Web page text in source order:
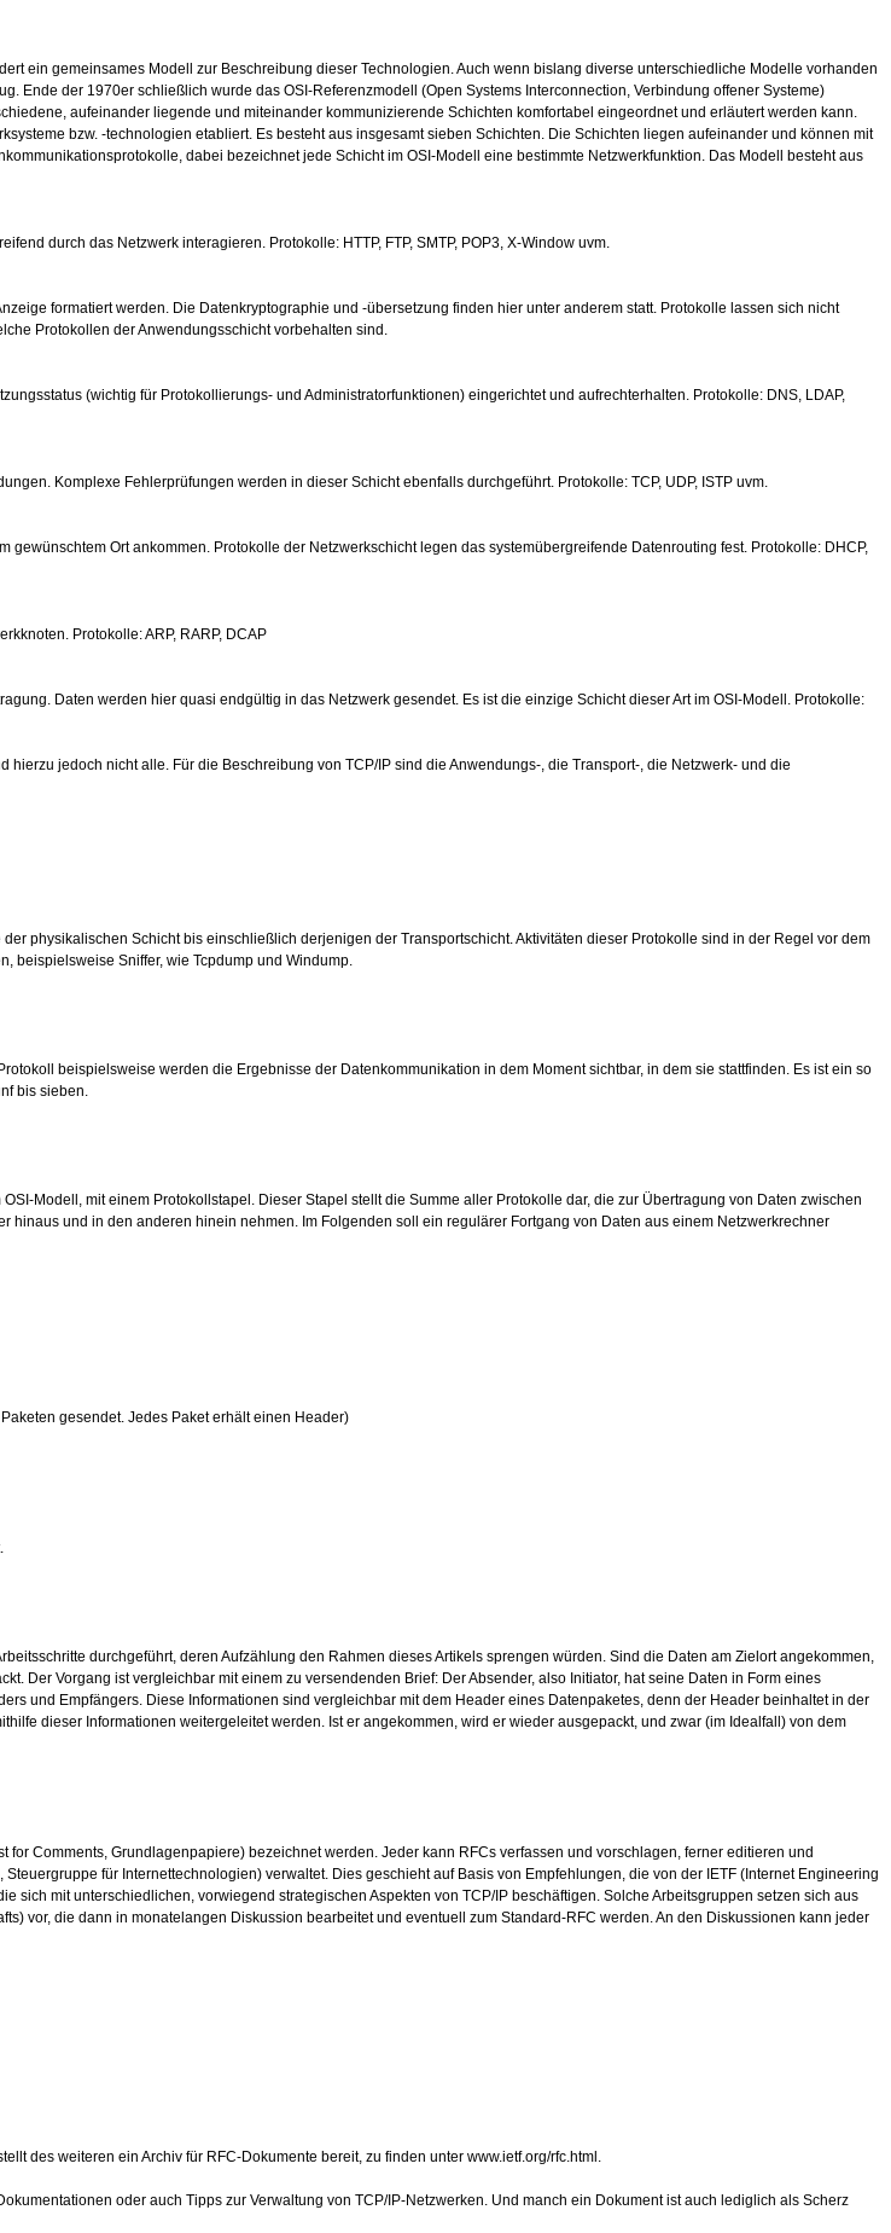
ein gemeinsames Modell zur Beschreibung dieser Technologien. Auch wenn bislang diverse unterschiedliche Modelle vorhanden
der 1970er schließlich wurde das OSI-Referenzmodell (Open Systems Interconnection, Verbindung offener Systeme)
aufeinander liegende und miteinander kommunizierende Schichten komfortabel eingeordnet und erläutert werden kann.
bzw. -technologien etabliert. Es besteht aus insgesamt sieben Schichten. Die Schichten liegen aufeinander und können mit
dabei bezeichnet jede Schicht im OSI-Modell eine bestimmte Netzwerkfunktion. Das Modell besteht aus
durch das Netzwerk interagieren. Protokolle: HTTP, FTP, SMTP, POP3, X-Window uvm.
formatiert werden. Die Datenkryptographie und -übersetzung finden hier unter anderem statt. Protokolle lassen sich nicht
Protokollen der Anwendungsschicht vorbehalten sind.
(wichtig für Protokollierungs- und Administratorfunktionen) eingerichtet und aufrechterhalten. Protokolle: DNS, LDAP,
Komplexe Fehlerprüfungen werden in dieser Schicht ebenfalls durchgeführt. Protokolle: TCP, UDP, ISTP uvm.
Ort ankommen. Protokolle der Netzwerkschicht legen das systemübergreifende Datenrouting fest. Protokolle: DHCP,
Protokolle:ARP, RARP, DCAP
Daten werden hier quasi endgültig in das Netzwerk gesendet. Es ist die einzige Schicht dieser Art im OSI-Modell. Protokolle:
jedoch nicht alle. Für die Beschreibung von TCP/IP sind die Anwendungs-, die Transport-, die Netzwerk- und die
physikalischen Schicht bis einschließlich derjenigen der Transportschicht. Aktivitäten dieser Protokolle sind in der Regel vor dem
beispielsweise Sniffer, wie Tcpdump und Windump.
beispielsweise werden die Ergebnisse der Datenkommunikation in dem Moment sichtbar, in dem sie stattfinden. Es ist ein so
bis sieben.
Modell, mit einem Protokollstapel. Dieser Stapel stellt die Summe aller Protokolle dar, die zur Übertragung von Daten zwischen
und in den anderen hinein nehmen. Im Folgenden soll ein regulärer Fortgang von Daten aus einem Netzwerkrechner
gesendet. Jedes Paket erhält einen Header)
durchgeführt, deren Aufzählung den Rahmen dieses Artikels sprengen würden. Sind die Daten am Zielort angekommen,
Der Vorgang ist vergleichbar mit einem zu versendenden Brief: Der Absender, also Initiator, hat seine Daten in Form eines
und Empfängers. Diese Informationen sind vergleichbar mit dem Header eines Datenpaketes, denn der Header beinhaltet in der
dieser Informationen weitergeleitet werden. Ist er angekommen, wird er wieder ausgepackt, und zwar (im Idealfall) von dem
Comments, Grundlagenpapiere) bezeichnet werden. Jeder kann RFCs verfassen und vorschlagen, ferner editieren und
für Internettechnologien) verwaltet. Dies geschieht auf Basis von Empfehlungen, die von der IETF (Internet Engineering
sich mit unterschiedlichen, vorwiegend strategischen Aspekten von TCP/IP beschäftigen. Solche Arbeitsgruppen setzen sich aus
vor, die dann in monatelangen Diskussion bearbeitet und eventuell zum Standard-RFC werden. An den Diskussionen kann jeder
des weiteren ein Archiv für RFC-Dokumente bereit, zu finden unter www.ietf.org/rfc.html .
oder auch Tipps zur Verwaltung von TCP/IP-Netzwerken. Und manch ein Dokument ist auch lediglich als Scherz